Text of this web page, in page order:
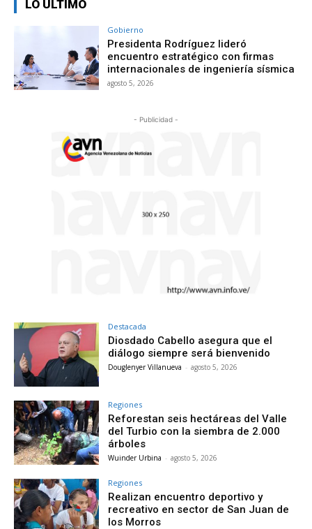
LO ÚLTIMO
Gobierno
Presidenta Rodríguez lideró
encuentro estratégico con firmas
internacionales de ingeniería sísmica
agosto 5, 2026
- Publicidad -
Destacada
Diosdado Cabello asegura que el
diálogo siempre será bienvenido
Douglenyer Villanueva - agosto 5, 2026
Regiones
Reforestan seis hectáreas del Valle
del Turbio con la siembra de 2.000
árboles
Wuinder Urbina - agosto 5, 2026
Regiones
Realizan encuentro deportivo y
recreativo en sector de San Juan de
los Morros